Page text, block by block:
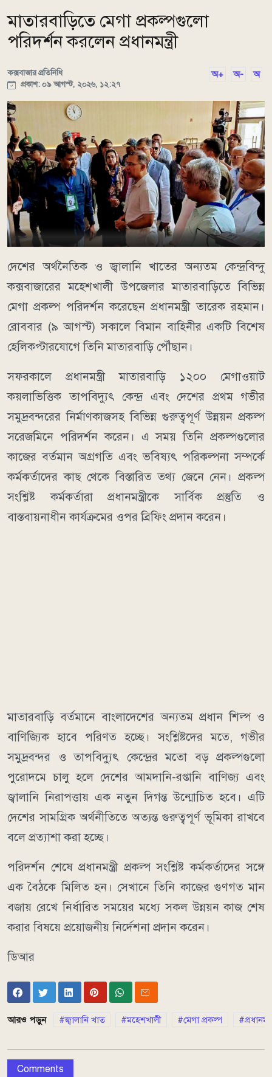
মাতারবাড়িতে মেগা প্রকল্পগুলো
পরিদর্শন করলেন প্রধানমন্ত্রী
কক্সবাজার প্রতিনিধি
প্রকাশ: ০৯ আগস্ট, ২০২৬, ১২:২৭
অ+ অ- অ
দেশের অর্থনৈতিক ও জ্বালানি খাতের অন্যতম কেন্দ্রবিন্দু
কক্সবাজারের মহেশখালী উপজেলার মাতারবাড়িতে বিভিন্ন
মেগা প্রকল্প পরিদর্শন করেছেন প্রধানমন্ত্রী তারেক রহমান।
রোববার (৯ আগস্ট) সকালে বিমান বাহিনীর একটি বিশেষ
হেলিকপ্টারযোগে তিনি মাতারবাড়ি পৌঁছান।
সফরকালে প্রধানমন্ত্রী মাতারবাড়ি ১২০০ মেগাওয়াট
কয়লাভিত্তিক তাপবিদ্যুৎ কেন্দ্র এবং দেশের প্রথম গভীর
সমুদ্রবন্দরের নির্মাণকাজসহ বিভিন্ন গুরুত্বপূর্ণ উন্নয়ন প্রকল্প
সরেজমিনে পরিদর্শন করেন। এ সময় তিনি প্রকল্পগুলোর
কাজের বর্তমান অগ্রগতি এবং ভবিষ্যৎ পরিকল্পনা সম্পর্কে
কর্মকর্তাদের কাছ থেকে বিস্তারিত তথ্য জেনে নেন। প্রকল্প
সংশ্লিষ্ট কর্মকর্তারা প্রধানমন্ত্রীকে সার্বিক প্রস্তুতি ও
বাস্তবায়নাধীন কার্যক্রমের ওপর ব্রিফিং প্রদান করেন।
মাতারবাড়ি বর্তমানে বাংলাদেশের অন্যতম প্রধান শিল্প ও
বাণিজ্যিক হাবে পরিণত হচ্ছে। সংশ্লিষ্টদের মতে, গভীর
সমুদ্রবন্দর ও তাপবিদ্যুৎ কেন্দ্রের মতো বড় প্রকল্পগুলো
পুরোদমে চালু হলে দেশের আমদানি-রপ্তানি বাণিজ্য এবং
জ্বালানি নিরাপত্তায় এক নতুন দিগন্ত উন্মোচিত হবে। এটি
দেশের সামগ্রিক অর্থনীতিতে অত্যন্ত গুরুত্বপূর্ণ ভূমিকা রাখবে
বলে প্রত্যাশা করা হচ্ছে।
পরিদর্শন শেষে প্রধানমন্ত্রী প্রকল্প সংশ্লিষ্ট কর্মকর্তাদের সঙ্গে
এক বৈঠকে মিলিত হন। সেখানে তিনি কাজের গুণগত মান
বজায় রেখে নির্ধারিত সময়ের মধ্যে সকল উন্নয়ন কাজ শেষ
করার বিষয়ে প্রয়োজনীয় নির্দেশনা প্রদান করেন।
ডিআর
আরও পড়ুন জ্বালানি খাত মহেশখালী মেগা প্রকল্প
Comments